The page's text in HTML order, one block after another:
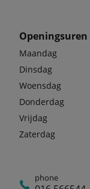
Openingsuren
Maandag
Dinsdag
Woensdag
Donderdag
Vrijdag
Zaterdag
phone